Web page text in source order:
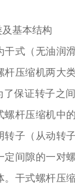
基本结构
干式（无油润
杆压缩机两大
了保证转子之
杆压缩机中
转子（从动转
定间隙的一对
。干式螺杆压